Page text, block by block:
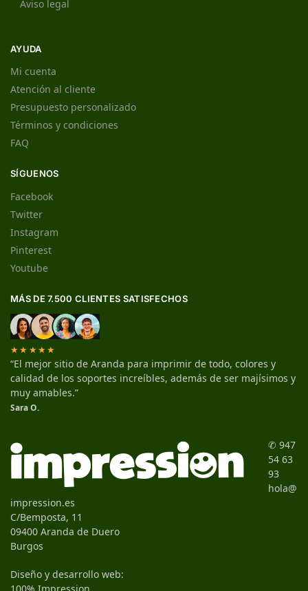
Aviso legal
AYUDA
Mi cuenta
Atención al cliente
Presupuesto personalizado
Términos y condiciones
FAQ
SÍGUENOS
Facebook
Twitter
Instagram
Pinterest
Youtube
MÁS DE 7.500 CLIENTES SATISFECHOS
★★★★★
“El mejor sitio de Aranda para imprimir de todo, colores y
calidad de los soportes increíbles, además de ser majísimos y
muy amables.”
Sara O.
✆ 947
54 63
93
hola@
impression.es
C/Bemposta, 11
09400 Aranda de Duero
Burgos
Diseño y desarrollo web:
100% Impression